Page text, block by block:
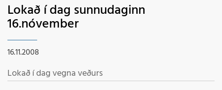
Lokað í dag sunnudaginn
16.nóvember
16.11.2008
Lokað í dag vegna veðurs